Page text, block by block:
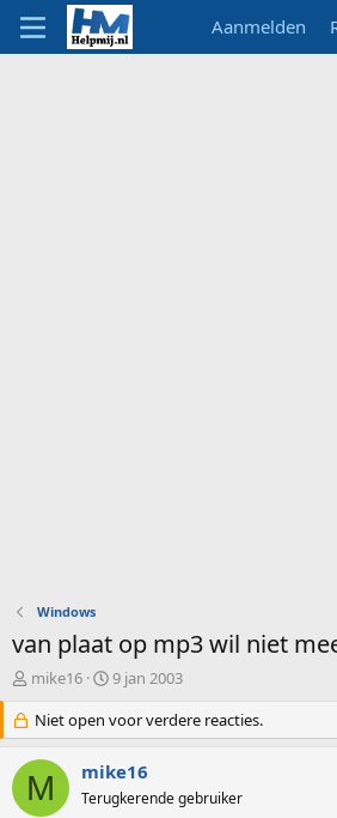
Aanmelden
Windows
van plaat op mp3 wil niet
O
d
e
r
w
e
mike16
S
a
r
d
a
9 jan 2003
Niet open voor verdere reacties.
M mike16
Terugkerende gebruiker